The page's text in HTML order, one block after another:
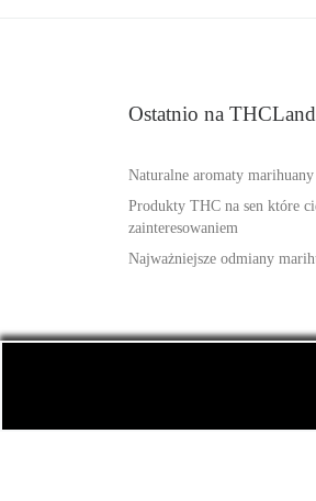
Ostatnio na
Naturalne aromaty
Produkty THC na sen które
zainteresowaniem
Najważniejsze odmiany